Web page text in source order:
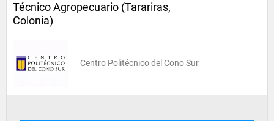
Técnico Agropecuario (Tarariras,
Colonia)
Centro Politécnico del Cono Sur